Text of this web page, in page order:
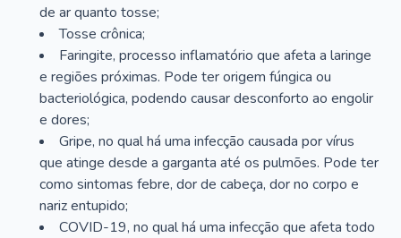
de ar quanto tosse;
Tosse crônica;
Faringite, processo inflamatório que afeta a laringe
e regiões próximas. Pode ter origem fúngica ou
bacteriológica, podendo causar desconforto ao engolir
e dores;
Gripe, no qual há uma infecção causada por vírus
que atinge desde a garganta até os pulmões. Pode ter
como sintomas febre, dor de cabeça, dor no corpo e
nariz entupido;
COVID-19, no qual há uma infecção que afeta todo